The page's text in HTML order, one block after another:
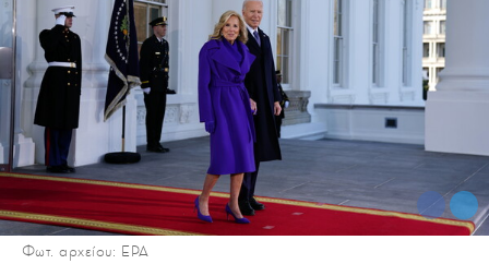
Φωτ. αρχείου: ΕΡΑ